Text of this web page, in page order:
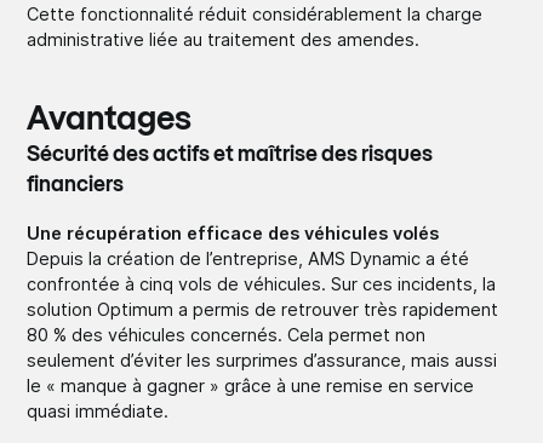
Cette fonctionnalité réduit considérablement la charge
administrative liée au traitement des amendes.
Avantages
Sécurité des actifs et maîtrise des risques
financiers
Une récupération efficace des véhicules volés
Depuis la création de l’entreprise, AMS Dynamic a été
confrontée à cinq vols de véhicules. Sur ces incidents, la
solution Optimum a permis de retrouver très rapidement
80 % des véhicules concernés. Cela permet non
seulement d’éviter les surprimes d’assurance, mais aussi
le « manque à gagner » grâce à une remise en service
quasi immédiate.